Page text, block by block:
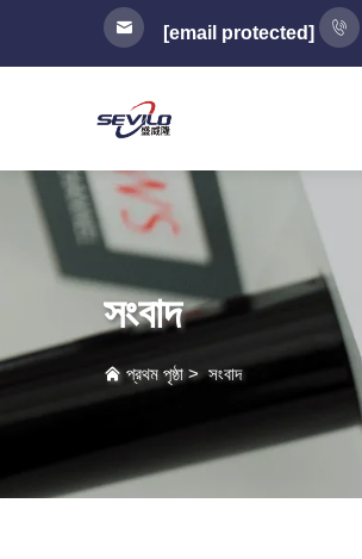
[email protected]
সংবাদ
প্রথম পৃষ্ঠা >সংবাদ